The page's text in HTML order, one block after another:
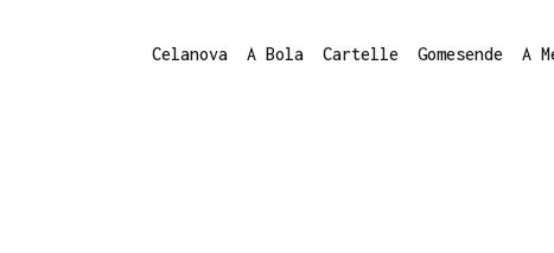
Celanova A Bola Cartelle Gomesende A